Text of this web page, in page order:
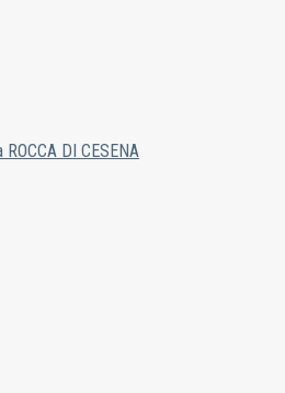
DI CESENA